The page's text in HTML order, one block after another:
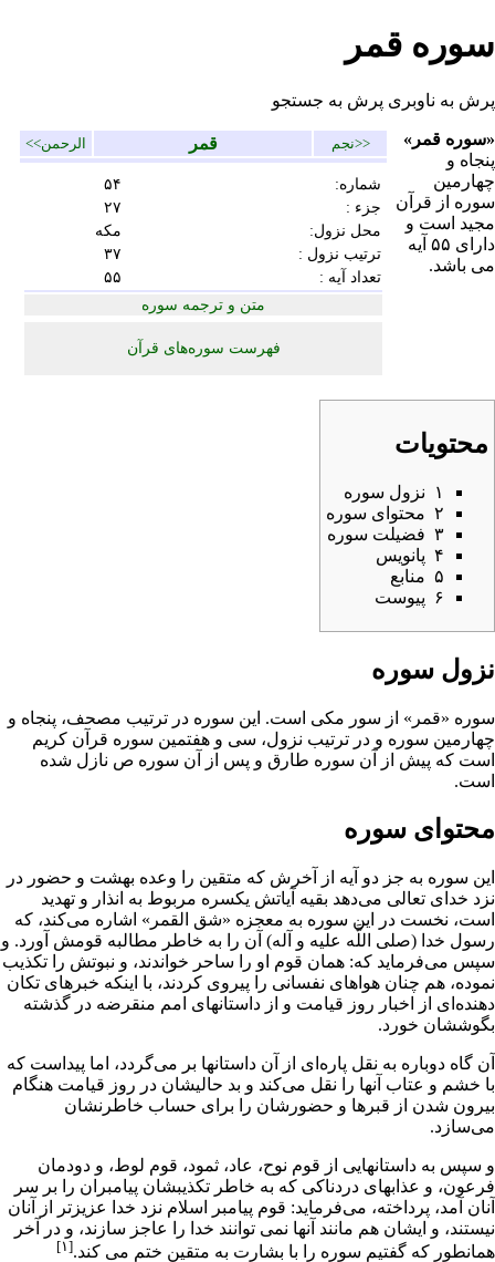
سوره قمر
پرش به ناوبری پرش به جستجو
<<نجم قمر الرحمن>>
شماره:
۵۴
جزء :
۲۷
محل نزول:
مکه
ترتيب نزول :
۳۷
تعداد آیه :
۵۵
متن و ترجمه سوره
فهرست سوره‌های قرآن
«سوره قمر»
پنجاه و
چهارمین
سوره از قرآن
مجید است و
دارای ۵۵
آیه
می باشد.
محتویات
۱
نزول سوره
۲ محتوای سوره
۳ فضیلت سوره
۴ پانویس
۵ منابع
۶
پیوست
نزول سوره
سوره «قمر» از سور مکی است. این سوره در ترتیب مصحف، پنجاه و
چهارمین سوره و در ترتیب نزول، سی و هفتمین سوره قرآن کریم
است که پیش از آن سوره طارق و پس از آن سوره ص نازل شده
است.
محتوای سوره
این سوره به جز دو آیه از آخرش که متقین را وعده بهشت و حضور در
نزد خداى تعالى می‌دهد بقیه آیاتش یکسره مربوط به انذار و تهدید
است، نخست در این سوره به معجزه «شق القمر » اشاره مى‌کند، که
رسول خدا (صلى اللَّه علیه و آله) آن را به خاطر مطالبه قومش آورد. و
سپس می‌فرماید که: همان قوم او را ساحر خواندند، و نبوتش را تکذیب
نموده، هم چنان هواهاى نفسانى را پیروى کردند، با اینکه خبرهاى تکان
دهنده‌اى از اخبار روز قیامت و از داستانهاى امم منقرضه در گذشته
بگوششان خورد.
آن گاه دوباره به نقل پاره‌اى از آن داستانها بر مى‌گردد، اما پیداست که
با خشم و عتاب آنها را نقل مى‌کند و بد حالیشان در روز قیامت هنگام
بیرون شدن از قبرها و حضورشان را براى حساب خاطرنشان
می‌سازد.
و سپس به داستانهایى از قوم نوح، عاد، ثمود، قوم لوط، و دودمان
فرعون، و عذابهاى دردناکى که به خاطر تکذیبشان پیامبران را بر سر
آنان آمد، پرداخته، می‌فرماید: قوم پیامبر
اسلام نزد خدا عزیزتر از آنان
نیستند، و ایشان هم مانند آنها نمی توانند خدا را عاجز سازند، و در آخر
همانطور که گفتیم سوره را با بشارت به متقین ختم می کند.[۱]